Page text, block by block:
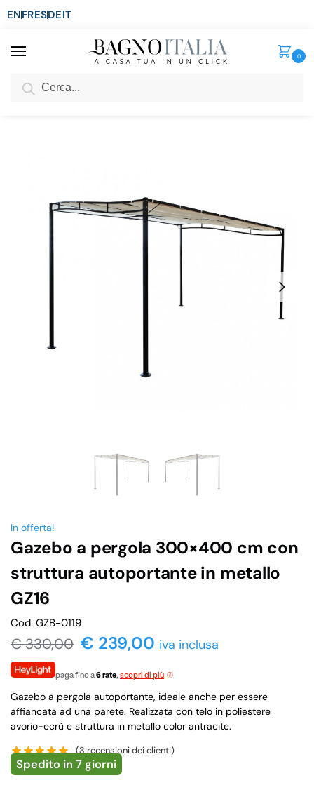
ENFRESDEIT
0
SCONTO del 3%
In offerta!
Gazebo a pergola 300×400 cm con
struttura autoportante in metallo
GZ16
Cod. GZB-0119
€330,00 € 239,00 iva inclusa
paga fino a6 rate, scopri di più
Gazebo a pergola autoportante, ideale anche per essere
affiancata ad una parete. Realizzata con telo in poliestere
avorio-ecrù e struttura in metallo color antracite.
(3recensioni dei clienti)
Spedito in 7 giorni